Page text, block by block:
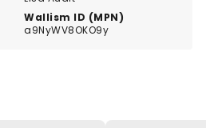
Wallism ID (MPN)
a9NyWV8OKO9y